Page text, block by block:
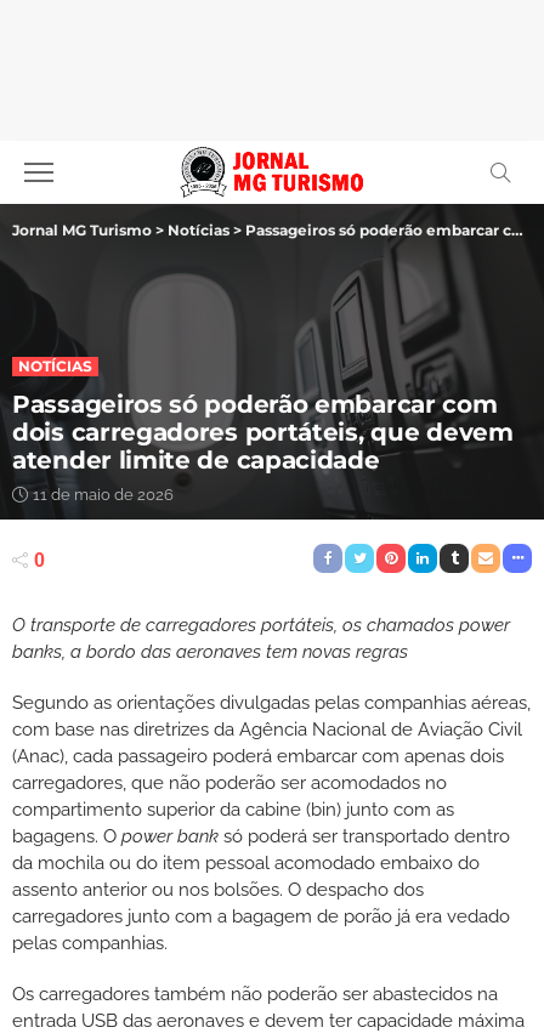
Jornal MG Turismo > Notícias > Passageiros só poderão embarcar com dois carregadores portáteis, que devem atender limite de capacidade
NOTÍCIAS
Passageiros só poderão embarcar com
dois carregadores portáteis, que devem
atender limite de capacidade
11 de maio de 2026
0
O transporte de carregadores portáteis, os chamados power
banks, a bordo das aeronaves tem novas regras
Segundo as orientações divulgadas pelas companhias aéreas,
com base nas diretrizes da Agência Nacional de Aviação Civil
(Anac), cada passageiro poderá embarcar com apenas dois
carregadores, que não poderão ser acomodados no
compartimento superior da cabine (bin) junto com as
bagagens. O power bank só poderá ser transportado dentro
da mochila ou do item pessoal acomodado embaixo do
assento anterior ou nos bolsões. O despacho dos
carregadores junto com a bagagem de porão já era vedado
pelas companhias.
Os carregadores também não poderão ser abastecidos na
entrada USB das aeronaves e devem ter capacidade máxima